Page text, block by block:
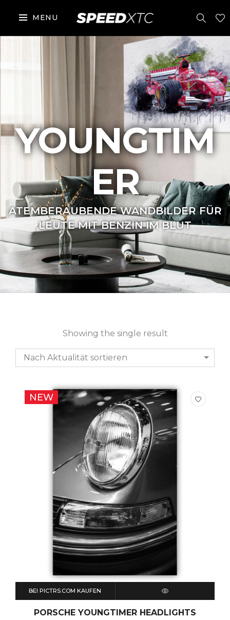
MENU
YOUNGTIM
ER
ATEMBERAUBENDE WANDBILDER FÜR
LEUTE MIT BENZIN IM BLUT
Showing the single result
Nach Aktualität sortieren
NEW
BEI PICTRS.COM KAUFEN
QUICK VIEW
PORSCHE YOUNGTIMER HEADLIGHTS